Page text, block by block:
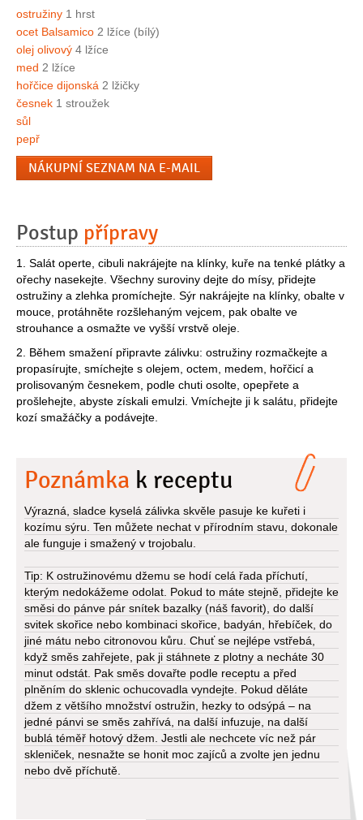
ostružiny 1 hrst
ocet Balsamico 2 lžíce (bílý)
olej olivový 4 lžíce
med 2 lžíce
hořčice dijonská 2 lžičky
česnek 1 stroužek
sůl
pepř
NÁKUPNÍ SEZNAM NA E-MAIL
Postup přípravy
1. Salát operte, cibuli nakrájejte na klínky, kuře na tenké plátky a
ořechy nasekejte. Všechny suroviny dejte do mísy, přidejte
ostružiny a zlehka promíchejte. Sýr nakrájejte na klínky, obalte v
mouce, protáhněte rozšlehaným vejcem, pak obalte ve
strouhance a osmažte ve vyšší vrstvě oleje.
2. Během smažení připravte zálivku: ostružiny rozmačkejte a
propasírujte, smíchejte s olejem, octem, medem, hořčicí a
prolisovaným česnekem, podle chuti osolte, opepřete a
prošlehejte, abyste získali emulzi. Vmíchejte ji k salátu, přidejte
kozí smažáčky a podávejte.
Poznámka k receptu
Výrazná, sladce kyselá zálivka skvěle pasuje ke kuřeti i
kozímu sýru. Ten můžete nechat v přírodním stavu, dokonale
ale funguje i smažený v trojobalu.
Tip: K ostružinovému džemu se hodí celá řada příchutí,
kterým nedokážeme odolat. Pokud to máte stejně, přidejte ke
směsi do pánve pár snítek bazalky (náš favorit), do další
svitek skořice nebo kombinaci skořice, badyán, hřebíček, do
jiné mátu nebo citronovou kůru. Chuť se nejlépe vstřebá,
když směs zahřejete, pak ji stáhnete z plotny a necháte 30
minut odstát. Pak směs dovařte podle receptu a před
plněním do sklenic ochucovadla vyndejte. Pokud děláte
džem z většího množství ostružin, hezky to odsýpá – na
jedné pánvi se směs zahřívá, na další infuzuje, na další
bublá téměř hotový džem. Jestli ale nechcete víc než pár
skleniček, nesnažte se honit moc zajíců a zvolte jen jednu
nebo dvě příchutě.